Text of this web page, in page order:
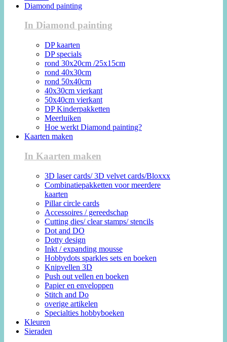
Diamond painting
In Diamond painting
DP kaarten
DP specials
rond 30x20cm /25x15cm
rond 40x30cm
rond 50x40cm
40x30cm vierkant
50x40cm vierkant
DP Kinderpakketten
Meerluiken
Hoe werkt Diamond painting?
Kaarten maken
In Kaarten maken
3D laser cards/ 3D velvet cards/Bloxxx
Combinatiepakketten voor meerdere
kaarten
Pillar circle cards
Accessoires / gereedschap
Cutting dies/ clear stamps/ stencils
Dot and DO
Dotty design
Inkt / expanding mousse
Hobbydots sparkles sets en boeken
Knipvellen 3D
Push out vellen en boeken
Papier en enveloppen
Stitch and Do
overige artikelen
Specialties hobbyboeken
Kleuren
Sieraden